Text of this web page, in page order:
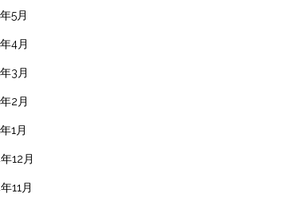
5月
4月
3月
2月
1月
12月
11月